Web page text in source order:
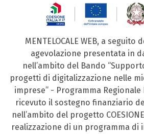
MENTELOCALE WEB, a
agevolazione presentata in
nell’ambito del Bando
progetti di digitalizzazione nelle
imprese” - Programma Regionale
ricevuto il sostegno finanziario
nell’ambito del progetto
realizzazione di un programma di